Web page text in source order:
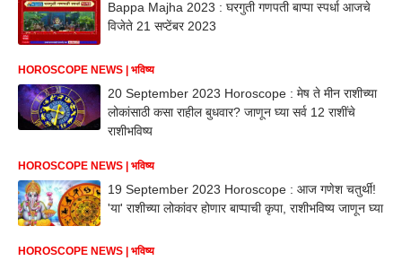
Bappa Majha 2023 : घरगुती गणपती बाप्पा स्पर्धा आजचे
विजेते 21 सप्टेंबर 2023
HOROSCOPE NEWS | भविष्य
20 September 2023 Horoscope : मेष ते मीन राशीच्या
लोकांसाठी कसा राहील बुधवार? जाणून घ्या सर्व 12 राशींचे
राशीभविष्य
HOROSCOPE NEWS | भविष्य
19 September 2023 Horoscope : आज गणेश चतुर्थी!
'या' राशीच्या लोकांवर होणार बाप्पाची कृपा, राशीभविष्य जाणून घ्या
HOROSCOPE NEWS | भविष्य